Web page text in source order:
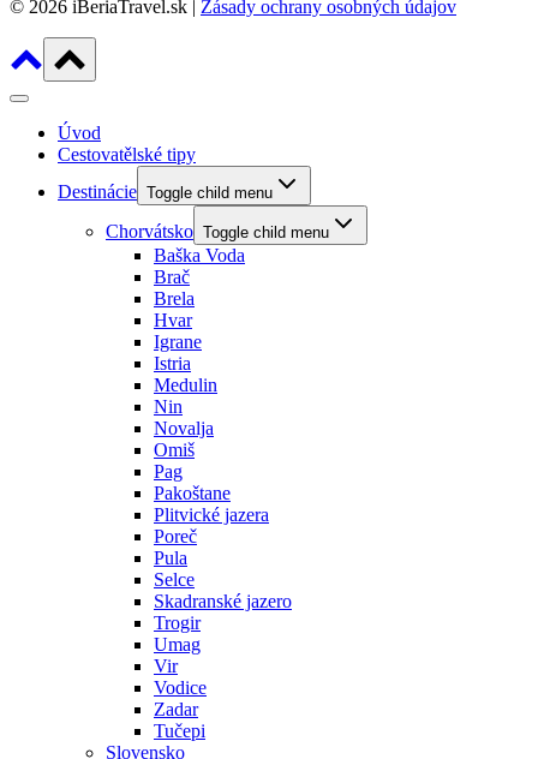
© 2026 iBeriaTravel.sk | Zásady ochrany osobných údajov
Úvod
Cestovatělské tipy
Destinácie Toggle child menu
Chorvátsko Toggle child menu
Baška Voda
Brač
Brela
Hvar
Igrane
Istria
Medulin
Nin
Novalja
Omiš
Pag
Pakoštane
Plitvické jazera
Poreč
Pula
Selce
Skadranské jazero
Trogir
Umag
Vir
Vodice
Zadar
Tučepi
Slovensko